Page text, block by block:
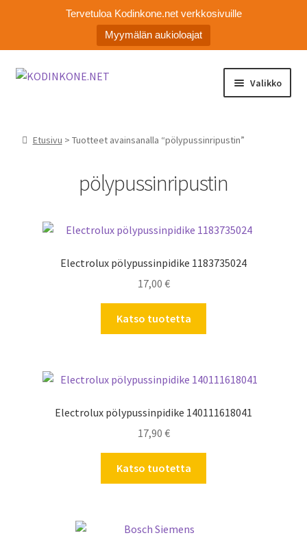
Tervetuloa Kodinkone.net verkkosivuille
Myymälän aukioloajat
Siirry
Siirry
Valikko
Asiakaspalvelu
Etusivu > Tuotteet avainsanalla “pölypussinripustin”
pölypussinripustin
Electrolux pölypussinpidike 1183735024
17,00 €
Katso tuotetta
Electrolux pölypussinpidike 140111618041
17,90 €
Katso tuotetta